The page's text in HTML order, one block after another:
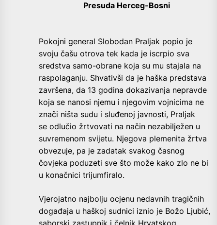
Presuda Herceg-Bosni
Pokojni general Slobodan Praljak popio je
svoju čašu otrova tek kada je iscrpio sva
sredstva samo-obrane koja su mu stajala na
raspolaganju. Shvativši da je haška predstava
završena, da 13 godina dokazivanja nepravde
koja se nanosi njemu i njegovim vojnicima ne
znači ništa sudu i sluđenoj javnosti, Praljak
se odlučio žrtvovati na način nezabilježen u
suvremenom svijetu. Njegova plemenita žrtva
obvezuje, pa je zadatak svakog časnog
čovjeka poduzeti sve što može kako zlo ne bi
u konačnici trijumfiralo.
Vjerojatno najbolju ocjenu nedavnih tragičnih
događaja u haškoj sudnici iznio je Božo Ljubić,